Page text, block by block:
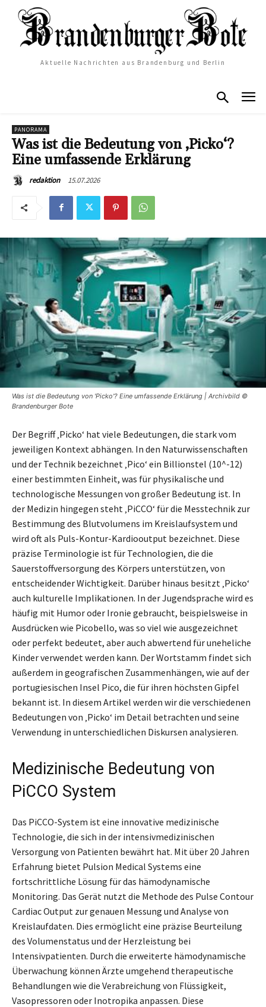
Aktuelle Nachrichten aus Brandenburg und Berlin
PANORAMA
Was ist die Bedeutung von ‚Picko‘?
Eine umfassende Erklärung
redaktion 15.07.2026
Was ist die Bedeutung von 'Picko'? Eine umfassende Erklärung | Archivbild ©
Brandenburger Bote
Der Begriff ‚Picko‘ hat viele Bedeutungen, die stark vom
jeweiligen Kontext abhängen. In den Naturwissenschaften
und der Technik bezeichnet ‚Pico‘ ein Billionstel (10^-12)
einer bestimmten Einheit, was für physikalische und
technologische Messungen von großer Bedeutung ist. In
der Medizin hingegen steht ‚PiCCO‘ für die Messtechnik zur
Bestimmung des Blutvolumens im Kreislaufsystem und
wird oft als Puls-Kontur-Kardiooutput bezeichnet. Diese
präzise Terminologie ist für Technologien, die die
Sauerstoffversorgung des Körpers unterstützen, von
entscheidender Wichtigkeit. Darüber hinaus besitzt ‚Picko‘
auch kulturelle Implikationen. In der Jugendsprache wird es
häufig mit Humor oder Ironie gebraucht, beispielsweise in
Ausdrücken wie Picobello, was so viel wie ausgezeichnet
oder perfekt bedeutet, aber auch abwertend für uneheliche
Kinder verwendet werden kann. Der Wortstamm findet sich
außerdem in geografischen Zusammenhängen, wie auf der
portugiesischen Insel Pico, die für ihren höchsten Gipfel
bekannt ist. In diesem Artikel werden wir die verschiedenen
Bedeutungen von ‚Picko‘ im Detail betrachten und seine
Verwendung in unterschiedlichen Diskursen analysieren.
Medizinische Bedeutung von
PiCCO System
Das PiCCO-System ist eine innovative medizinische
Technologie, die sich in der intensivmedizinischen
Versorgung von Patienten bewährt hat. Mit über 20 Jahren
Erfahrung bietet Pulsion Medical Systems eine
fortschrittliche Lösung für das hämodynamische
Monitoring. Das Gerät nutzt die Methode des Pulse Contour
Cardiac Output zur genauen Messung und Analyse von
Kreislaufdaten. Dies ermöglicht eine präzise Beurteilung
des Volumenstatus und der Herzleistung bei
Intensivpatienten. Durch die erweiterte hämodynamische
Überwachung können Ärzte umgehend therapeutische
Behandlungen wie die Verabreichung von Flüssigkeit,
Vasopressoren oder Inotropika anpassen. Diese